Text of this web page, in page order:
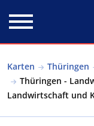
Karten Thüringen
Thüringen -
Landwirtschaft und